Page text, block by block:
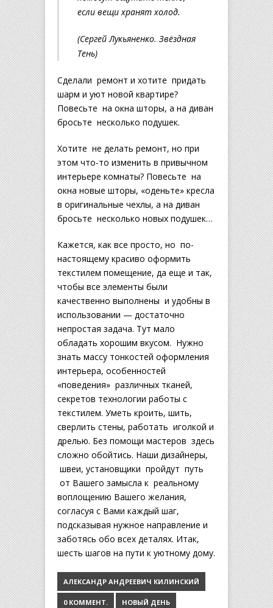
если вещи хранят холод.
(Сергей Лукьяненко. Звёздная
Тень)
Сделали ремонт и хотите придать
шарм и уют новой квартире?
Повесьте на окна шторы, а на диван
бросьте несколько подушек.
Хотите не делать ремонт, но при
этом что-то изменить в привычном
интерьере комнаты? Повесьте на
окна новые шторы, «оденьте» кресла
в оригинальные чехлы, а на диван
бросьте несколько новых подушек…
Кажется, как все просто, но по-
настоящему красиво оформить
текстилем помещение, да еще и так,
чтобы все элементы были
качественно выполнены и удобны в
использовании — достаточно
непростая задача. Тут мало
обладать хорошим вкусом. Нужно
знать массу тонкостей оформления
интерьера, особенностей
«поведения» различных тканей,
секретов технологии работы с
текстилем. Уметь кроить, шить,
сверлить стены, работать иголкой и
дрелью. Без помощи мастеров здесь
сложно обойтись. Наши дизайнеры,
швеи, установщики пройдут путь
от Вашего замысла к реальному
воплощению Вашего желания,
согласуя с Вами каждый шаг,
подсказывая нужное направление и
заботясь обо всех деталях. Итак,
шесть шагов на пути к уютному дому.
АЛЕКСАНДР АНДРЕЕВИЧ КИЛИНСКИЙ
0 КОММЕНТ. НОВЫЙ ДЕНЬ